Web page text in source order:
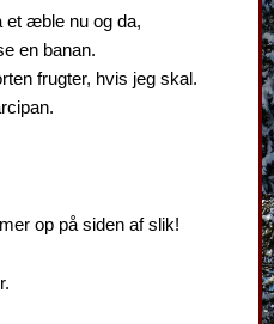
et æble nu og da,
en banan.
frugter, hvis jeg skal.
op på siden af slik!